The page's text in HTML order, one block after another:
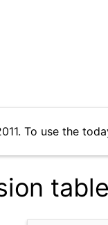
To use the
table